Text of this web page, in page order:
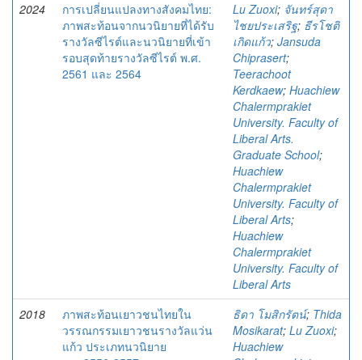
2024
การเปลี่ยนแปลงทางสังคมไทย:
ภาพสะท้อนจากนวนิยายที่ได้รับ
รางวัลซีไรต์และนวนิยายที่เข้า
รอบสุดท้ายรางวัลซีไรต์ พ.ศ.
2561 และ 2564
Lu Zuoxi; จันทร์สุดา
ไชยประเสริฐ; ธีรโชติ
เกิดแก้ว; Jansuda
Chiprasert;
Teerachoot
Kerdkaew; Huachiew
Chalermprakiet
University. Faculty of
Liberal Arts.
Graduate School;
Huachiew
Chalermprakiet
University. Faculty of
Liberal Arts;
Huachiew
Chalermprakiet
University. Faculty of
Liberal Arts
2018
ภาพสะท้อนเยาวชนไทยใน
วรรณกรรมเยาวชนรางวัลแว่น
แก้ว ประเภทนวนิยาย
ธิดา โมสิกรัตน์; Thida
Mosikarat; Lu Zuoxi;
Huachiew